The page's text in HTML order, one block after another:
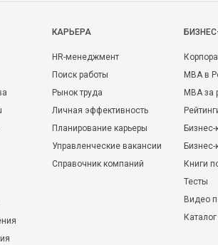
КАРЬЕРА
HR-менеджмент
Поиск работы
Рынок труда
Личная эффективность
Планирование карьеры
Управленческие вакансии
Справочник компаний
MBA в
MBA
Бизнес-
Книги
Тесты
Видео